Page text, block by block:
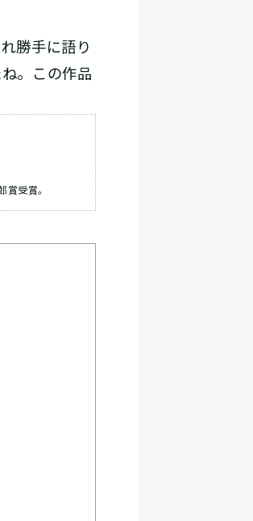
勝手に語り
。この作品
受賞。